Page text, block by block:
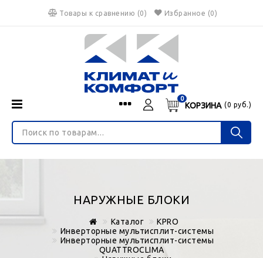
Товары к сравнению (0) Избранное (0)
Menu
Войти
€ $ руб.
КОРЗИНА
0
(0 руб.)
О нас
НЕ ЯВЛЯЕТСЯ ПУБЛИЧНОЙ ОФЕРТОЙ
Доставка и оплата
Контакты
НАРУЖНЫЕ БЛОКИ
Каталог
KPRO
Инверторные мультисплит-системы
Инверторные мультисплит-системы
QUATTROCLIMA